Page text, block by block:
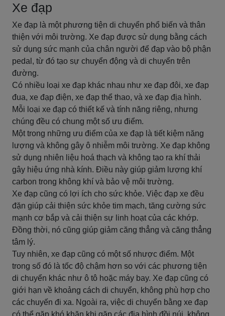
Xe đạp
Xe đạp là một phương tiện di chuyển phổ biến và thân
thiện với môi trường. Xe đạp được sử dụng bằng cách
sử dụng sức mạnh của chân người để đạp vào bộ phận
pedal, từ đó tạo sự chuyển động và di chuyển trên
đường.
Có nhiều loại xe đạp khác nhau như xe đạp đôi, xe đạp
đua, xe đạp điện, xe đạp thể thao, và xe đạp địa hình.
Mỗi loại xe đạp có thiết kế và tính năng riêng, nhưng
chúng đều có chung một số ưu điểm.
Một trong những ưu điểm của xe đạp là tiết kiệm năng
lượng và không gây ô nhiễm môi trường. Xe đạp không
sử dụng nhiên liệu hoá thạch và không tạo ra khí thải
gây hiệu ứng nhà kính. Điều này giúp giảm lượng khí
carbon trong không khí và bảo vệ môi trường.
Xe đạp cũng có lợi ích cho sức khỏe. Việc đạp xe đều
đặn giúp cải thiện sức khỏe tim mạch, tăng cường sức
mạnh cơ bắp và cải thiện sự linh hoạt của các khớp.
Đồng thời, nó cũng giúp giảm căng thẳng và căng thẳng
tâm lý.
Tuy nhiên, xe đạp cũng có một số nhược điểm. Một
trong số đó là tốc độ chậm hơn so với các phương tiện
di chuyển khác như ô tô hoặc máy bay. Xe đạp cũng có
giới hạn về khoảng cách di chuyển, không phù hợp cho
các chuyến đi xa. Ngoài ra, việc di chuyển bằng xe đạp
có thể gặp khó khăn khi gặp các địa hình đồi núi, không